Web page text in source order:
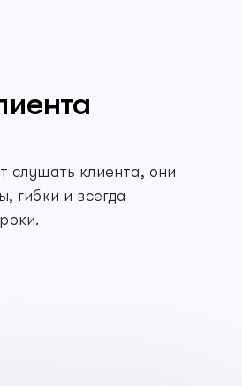
слушать клиента, они
гибки и всегда